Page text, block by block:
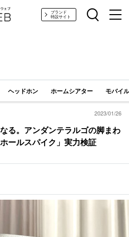
オ/ガジェットブランド
特設サイト
ヘッドホン ホームシアター モバイ
2023/01/26
る。アンダンテラルゴの脚まわ
ールスパイク」実力検証